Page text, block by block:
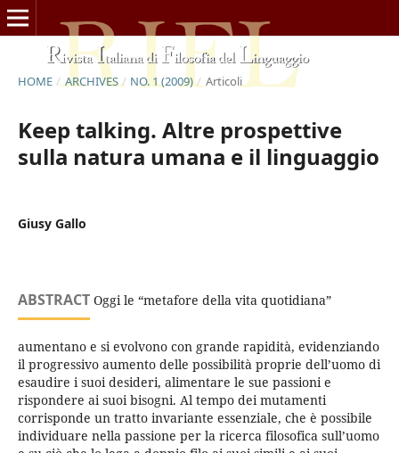
HOME / ARCHIVES / NO. 1 (2009) / Articoli
Keep talking. Altre prospettive
sulla natura umana e il linguaggio
Giusy Gallo
ABSTRACTOggi le “metafore della vita quotidiana”
aumentano e si evolvono con grande rapidità, evidenziando
il progressivo aumento delle possibilità proprie dell’uomo di
esaudire i suoi desideri, alimentare le sue passioni e
rispondere ai suoi bisogni. Al tempo dei mutamenti
corrisponde un tratto invariante essenziale, che è possibile
individuare nella passione per la ricerca filosofica sull’uomo